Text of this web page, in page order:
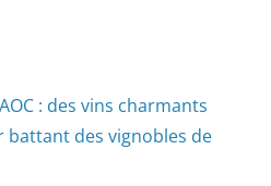
: des vins charmants
des vignobles de